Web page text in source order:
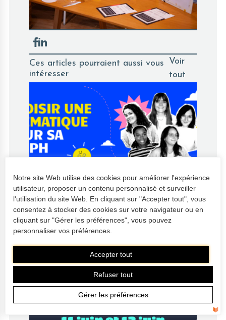
Ces articles pourraient aussi vous
intéresser
Voir
tout
Mathilde Boiveau
Choisir une thématique pour sa
SEEPH
Notre site Web utilise des cookies pour améliorer l'expérience
utilisateur, proposer un contenu personnalisé et surveiller
l'utilisation du site Web. En cliquant sur "Accepter tout", vous
consentez à stocker des cookies sur votre navigateur ou en
cliquant sur "Gérer les préférences", vous pouvez
personnaliser vos préférences.
Accepter tout
Refuser tout
Gérer les préférences